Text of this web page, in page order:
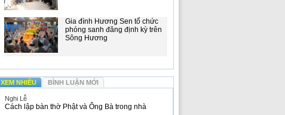
Gia đình Hương Sen tổ chức
phóng sanh đăng định kỳ trên
Sông Hương
XEM NHIỀU BÌNH LUẬN MỚI
Nghi Lễ
Cách lập bàn thờ Phật và Ông Bà trong nhà